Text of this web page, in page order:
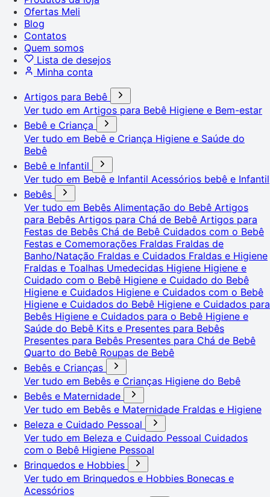
Ofertas Meli
Blog
Contatos
Quem somos
Lista de desejos
Minha conta
Artigos para Bebê
Ver tudo em Artigos para Bebê Higiene e Bem-estar
Bebê e Criança
Ver tudo em Bebê e Criança Higiene e Saúde do
Bebê
Bebê e Infantil
Ver tudo em Bebê e Infantil Acessórios bebê e Infantil
Bebês
Ver tudo em Bebês Alimentação do Bebê Artigos
para Bebês Artigos para Chá de Bebê Artigos para
Festas de Bebês Chá de Bebê Cuidados com o Bebê
Festas e Comemorações Fraldas Fraldas de
Banho/Natação Fraldas e Cuidados Fraldas e Higiene
Fraldas e Toalhas Umedecidas Higiene Higiene e
Cuidado com o Bebê Higiene e Cuidado do Bebê
Higiene e Cuidados Higiene e Cuidados com o Bebê
Higiene e Cuidados do Bebê Higiene e Cuidados para
Bebês Higiene e Cuidados para o Bebê Higiene e
Saúde do Bebê Kits e Presentes para Bebês
Presentes para Bebês Presentes para Chá de Bebê
Quarto do Bebê Roupas de Bebê
Bebês e Crianças
Ver tudo em Bebês e Crianças Higiene do Bebê
Bebês e Maternidade
Ver tudo em Bebês e Maternidade Fraldas e Higiene
Beleza e Cuidado Pessoal
Ver tudo em Beleza e Cuidado Pessoal Cuidados
com o Bebê Higiene Pessoal
Brinquedos e Hobbies
Ver tudo em Brinquedos e Hobbies Bonecas e
Acessórios